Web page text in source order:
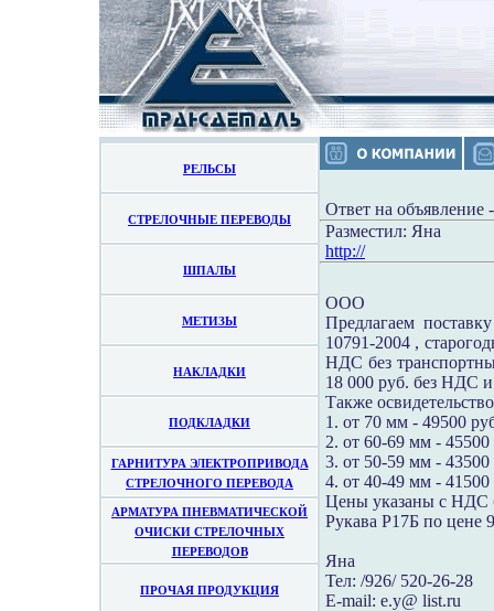
РЕЛЬСЫ
СТРЕЛОЧНЫЕ ПЕРЕВОДЫ
ШПАЛЫ
МЕТИЗЫ
НАКЛАДКИ
ПОДКЛАДКИ
ГАРНИТУРА ЭЛЕКТРОПРИВОДА
СТРЕЛОЧНОГО ПЕРЕВОДА
АРМАТУРА ПНЕВМАТИЧЕСКОЙ
ОЧИСКИ СТРЕЛОЧНЫХ
ПЕРЕВОДОВ
ПРОЧАЯ ПРОДУКЦИЯ
Ответ на объявление
Разместил: Яна
http://
ООО
Предлагаем
10791-2004 ,
НДС без
18 000 руб. без НДС
Также
1. от 70 мм - 49500
2. от 60-69 мм - 45500
3. от 50-59 мм - 43500
4. от 40-49 мм - 41500
Цены указаны с НДС
Рукава Р17Б по цене
Яна
Тел: /926/ 520-26-28
Е-mail: e.y@ list.ru